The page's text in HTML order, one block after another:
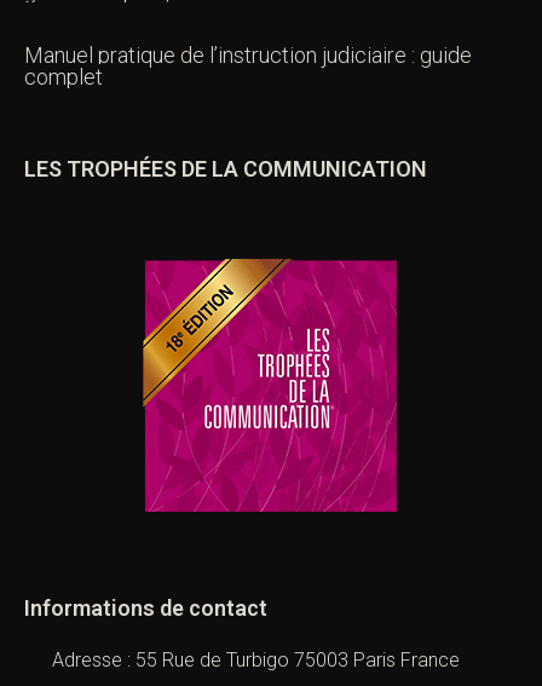
Manuel pratique de l’instruction judiciaire : guide
complet
LES TROPHÉES DE LA COMMUNICATION
Informations de contact
Adresse : 55 Rue de Turbigo 75003 Paris France